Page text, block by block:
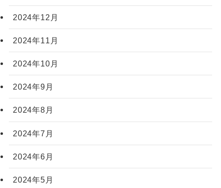
2024年12月
2024年11月
2024年10月
2024年9月
2024年8月
2024年7月
2024年6月
2024年5月